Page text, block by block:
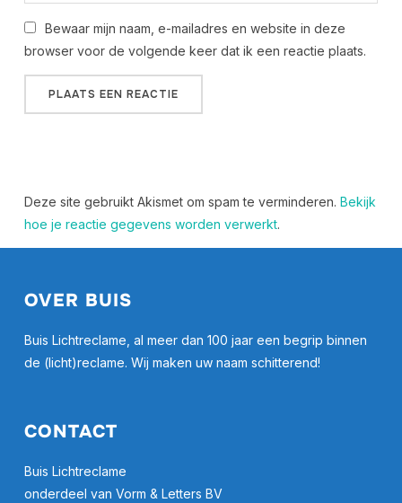
Bewaar mijn naam, e-mailadres en website in deze
browser voor de volgende keer dat ik een reactie plaats.
Deze site gebruikt Akismet om spam te verminderen. Bekijk
hoe je reactie gegevens worden verwerkt.
OVER BUIS
Buis Lichtreclame, al meer dan 100 jaar een begrip binnen
de (licht)reclame. Wij maken uw naam schitterend!
CONTACT
Buis Lichtreclame
onderdeel van Vorm & Letters BV